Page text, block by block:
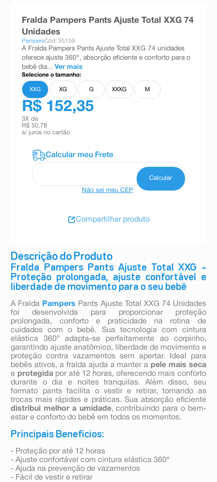
Descrição do Produto
Fralda Pampers Pants Ajuste Total XXG –
Proteção prolongada, ajuste confortável e
liberdade de movimento para o seu bebê
A Fralda Pampers
Pants Ajuste Total XXG 74 Unidades
foi desenvolvida para proporcionar proteção
prolongada, conforto e praticidade na rotina de
cuidados com o bebê. Sua tecnologia com cintura
elástica 360° adapta-se perfeitamente ao corpinho,
garantindo ajuste anatômico, liberdade de movimento e
proteção contra vazamentos sem apertar. Ideal para
bebês ativos, a fralda ajuda a manter a pele mais seca
e protegidapor até 12 horas, oferecendo mais conforto
durante o dia e noites tranquilas. Além disso, seu
formato pants facilita o vestir e retirar, tornando as
trocas mais rápidas e práticas. Sua absorção eficiente
distribui melhor a umidade, contribuindo para o bem-
estar e conforto do bebê em todos os momentos.
Principais Benefícios:
- Proteção por até 12 horas
- Ajuste confortável com cintura elástica 360°
- Ajuda na prevenção de vazamentos
- Fácil de vestir e retirar
Fralda Pampers Pants Ajuste Total XXG 74
Unidades
PampersCód: 35159
A Fralda Pampers Pants Ajuste Total XXG 74 unidades
oferece ajuste 360°, absorção eficiente e conforto para o
bebê dia... Ver mais
Selecione o tamanho:
XXG XG G XXXG M
R$ 152,35
3X de
R$ 50,78
s/ juros no cartão
Não sei meu CEP
Compartilhar produto
teste gravidez
10ºesmalte